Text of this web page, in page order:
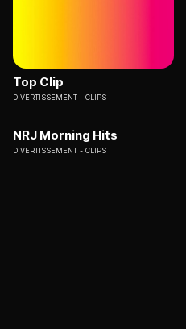
Top Clip
DIVERTISSEMENT CLIPS
NRJ Morning Hits
DIVERTISSEMENT CLIPS